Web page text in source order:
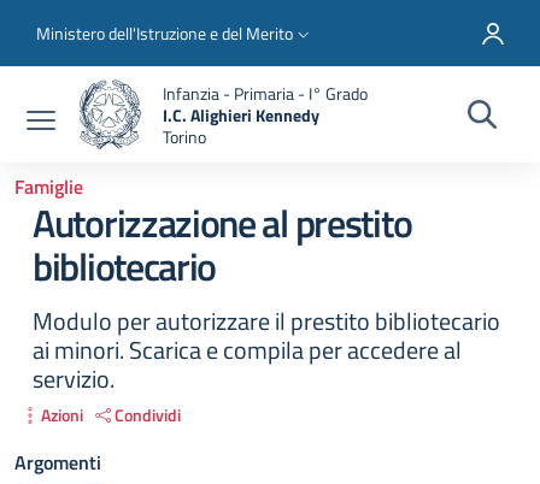
Slim top
Ministero dell'Istruzione e del Merito
Infanzia - Primaria - I° Grado
I.C. Alighieri Kennedy
Torino
Famiglie
Autorizzazione al prestito
bibliotecario
Modulo per autorizzare il prestito bibliotecario
ai minori. Scarica e compila per accedere al
servizio.
Azioni Condividi
Argomenti